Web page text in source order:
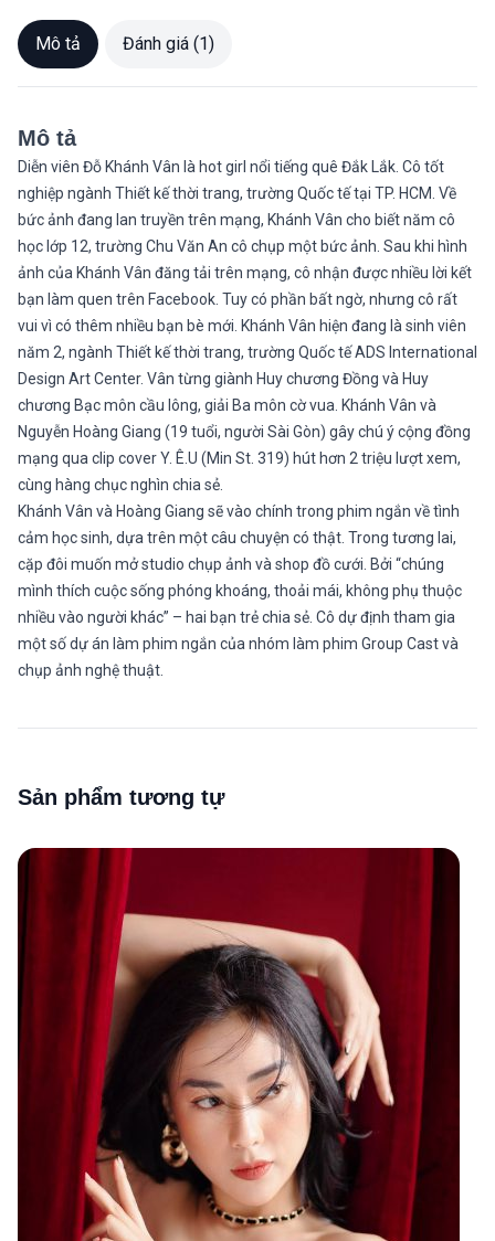
Mô tả Đánh giá (1)
Mô tả
Diễn viên Đỗ Khánh Vân là hot girl nổi tiếng quê Đắk Lắk. Cô tốt
nghiệp ngành Thiết kế thời trang, trường Quốc tế tại TP. HCM. Về
bức ảnh đang lan truyền trên mạng, Khánh Vân cho biết năm cô
học lớp 12, trường Chu Văn An cô chụp một bức ảnh. Sau khi hình
ảnh của Khánh Vân đăng tải trên mạng, cô nhận được nhiều lời kết
bạn làm quen trên Facebook. Tuy có phần bất ngờ, nhưng cô rất
vui vì có thêm nhiều bạn bè mới. Khánh Vân hiện đang là sinh viên
năm 2, ngành Thiết kế thời trang, trường Quốc tế ADS International
Design Art Center. Vân từng giành Huy chương Đồng và Huy
chương Bạc môn cầu lông, giải Ba môn cờ vua. Khánh Vân và
Nguyễn Hoàng Giang (19 tuổi, người Sài Gòn) gây chú ý cộng đồng
mạng qua clip cover Y. Ê.U (Min St. 319) hút hơn 2 triệu lượt xem,
cùng hàng chục nghìn chia sẻ.
Khánh Vân và Hoàng Giang sẽ vào chính trong phim ngắn về tình
cảm học sinh, dựa trên một câu chuyện có thật. Trong tương lai,
cặp đôi muốn mở studio chụp ảnh và shop đồ cưới. Bởi “chúng
mình thích cuộc sống phóng khoáng, thoải mái, không phụ thuộc
nhiều vào người khác” – hai bạn trẻ chia sẻ. Cô dự định tham gia
một số dự án làm phim ngắn của nhóm làm phim Group Cast và
chụp ảnh nghệ thuật.
Sản phẩm tương tự